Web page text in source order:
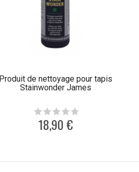
Produit de nettoyage pour tapis
Stainwonder James
18,90 €